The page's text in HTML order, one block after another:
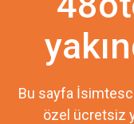
Bu sayfa
özel ücretsiz